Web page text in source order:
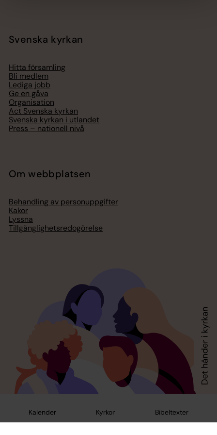
Kalender Kyrkor Bibeltexter
Svenska kyrkan
Hitta församling
Bli medlem
Lediga jobb
Ge en gåva
Organisation
Act Svenska kyrkan
Svenska kyrkan i utlandet
Press – nationell nivå
Om webbplatsen
Behandling av personuppgifter
Kakor
Lyssna
Tillgänglighetsredogörelse